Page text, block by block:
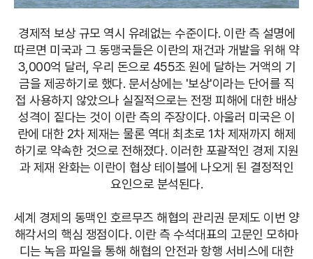
경제적 보상 규모 역시 유례없는 수준이다. 이란 측 설명에
따르면 미국과 그 동맹국들은 이란의 재건과 개발을 위해 약
3,000억 달러, 우리 돈으로 455조 원에 달하는 거액의 기
금을 제공하기로 했다. 문서상에는 '보상'이라는 단어를 직
접 사용하지 않았으나 실질적으로는 전쟁 피해에 대한 배상
성격이 짙다는 것이 이란 측의 주장이다. 아울러 미국은 이
란에 대한 2차 제재는 물론 역대 최초로 1차 제재까지 해제
하기로 약속한 것으로 전해졌다. 이러한 포괄적인 경제 지원
과 제재 완화는 이란이 협상 테이블에 나오게 된 결정적인
요인으로 분석된다.
세계 경제의 동맥인 호르무즈 해협의 관리권 문제도 이번 양
해각서의 핵심 쟁점이다. 이란 측 수석대표의 고문인 모하마
디는 녹음 파일을 통해 해협의 안전과 항행 서비스에 대한